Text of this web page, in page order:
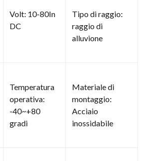
Volt: 10-80In
DC
Tipo di raggio:
raggio di
alluvione
Temperatura
operativa:
-40~+80
gradi
Materiale di
montaggio:
Acciaio
inossidabile